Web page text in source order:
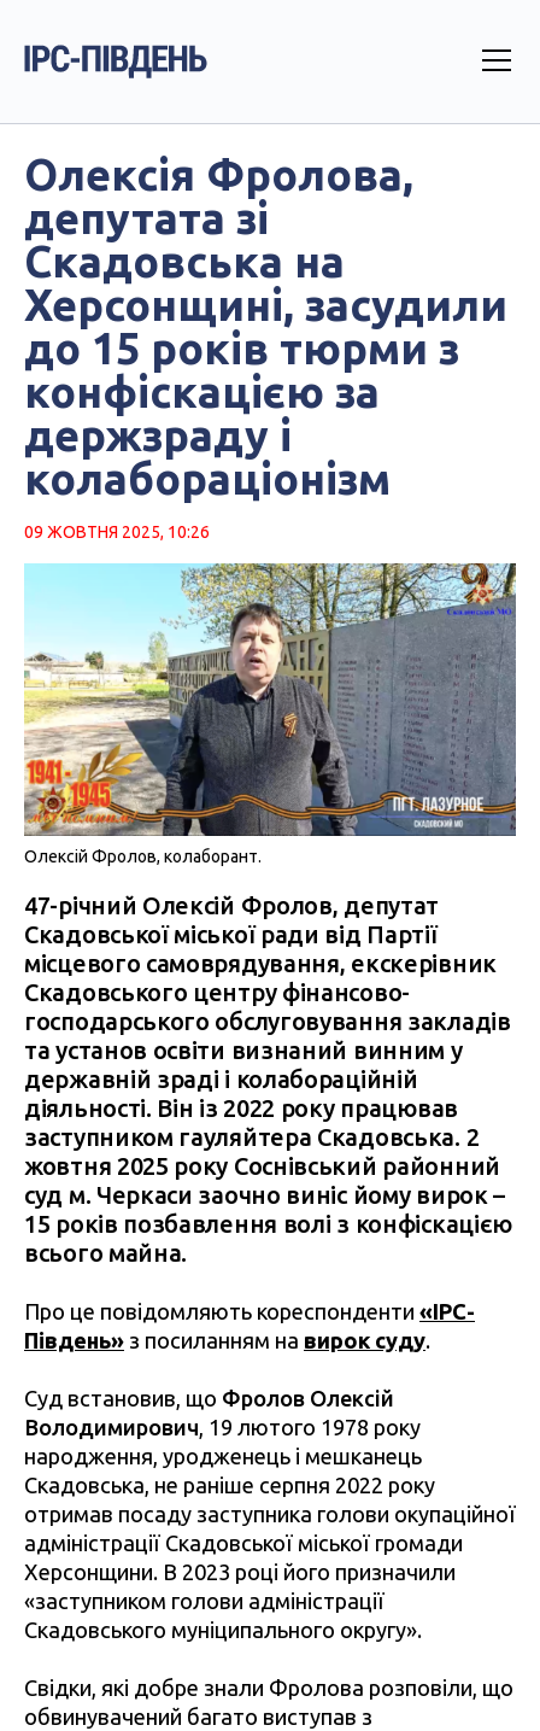
Олексія Фролова,
депутата зі
Скадовська на
Херсонщині, засудили
до 15 років тюрми з
конфіскацією за
держзраду і
колабораціонізм
09 ЖОВТНЯ 2025, 10:26
Олексій Фролов, колаборант.
47-річний Олексій Фролов, депутат
Скадовської міської ради від Партії
місцевого самоврядування, екскерівник
Скадовського центру фінансово-
господарського обслуговування закладів
та установ освіти визнаний винним у
державній зраді і колабораційній
діяльності. Він із 2022 року працював
заступником гауляйтера Скадовська. 2
жовтня 2025 року Соснівський районний
суд м. Черкаси заочно виніс йому вирок –
15 років позбавлення волі з конфіскацією
всього майна.
Про це повідомляють кореспонденти «ІРС-
Південь» з посиланням на вирок суду.
Суд встановив, що Фролов Олексій
Володимирович, 19 лютого 1978 року
народження, уродженець і мешканець
Скадовська, не раніше серпня 2022 року
отримав посаду заступника голови окупаційної
адміністрації Скадовської міської громади
Херсонщини. В 2023 році його призначили
«заступником голови адміністрації
Скадовського муніципального округу».
Свідки, які добре знали Фролова розповіли, що
обвинувачений багато виступав з